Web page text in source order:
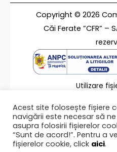
Copyright © 2026
Căi Ferate ”CFR” –
Utilizare
Ultima modificare a
Acest site folosește fișiere
navigării este necesar să
asupra folosirii fișierelor
“Sunt de acord!”. Pentru a
fișierelor cookie, click aici.